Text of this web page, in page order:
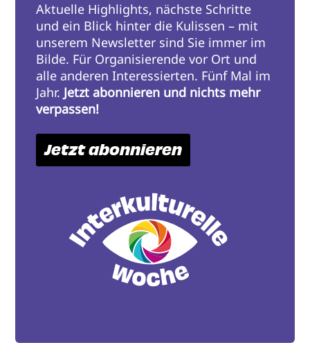
Aktuelle Highlights, nächste Schritte
und ein Blick hinter die Kulissen – mit
unserem Newsletter sind Sie immer im
Bilde. Für Organisierende vor Ort und
alle anderen Interessierten. Fünf Mal im
Jahr. Jetzt abonnieren und nichts mehr
verpassen!
Jetzt abonnieren